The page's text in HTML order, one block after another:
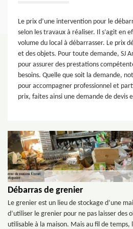
Le prix d’une intervention pour le
selon les travaux à réaliser. Il s’agit en
volume du local à débarrasser. Le prix
et des objets. Pour toute demande, SJ
pour assurer des prestations
besoins. Quelle que soit la demande,
pour accompagner professionnel et
prix, faites ainsi une demande de devis
Débarras de grenier
Le grenier est un lieu de stockage d’une
d’utiliser le grenier pour ne pas laisser des
utilisable à la maison. Mais au fil de